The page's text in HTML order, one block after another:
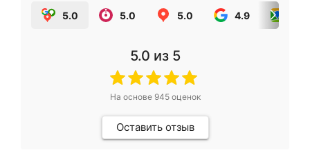
5.0 5.0 5.0 4.9
5.0 из 5
На основе 945оценок
Оставить отзыв